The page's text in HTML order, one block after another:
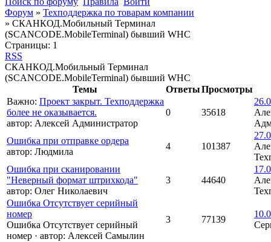
Форум » Техподдержка по товарам компании
» СКАНКОД.Мобильный Терминал
(SCANCODE.MobileTerminal) бывший WHC
Страницы: 1
RSS
СКАНКОД.Мобильный Терминал
(SCANCODE.MobileTerminal) бывший WHC
Темы
ОтветыПросмотры
Важно: Проект закрыт. Техподдержка
более не оказывается.
автор: Алексей Администратор
0 35618
Ошибка при отправке ордера
автор: Людмила
4 101387
Ошибка при сканировании
"Неверный формат штрихкода"
автор: Олег Николаевич
3 44640
Ошибка Отсутствует серийный
номер
Ошибка Отсутствует серийный
номер · автор: Алексей Самылин
3 77139